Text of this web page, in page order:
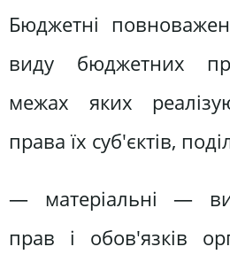
Бюджетні
виду бюджетних
межах яких
права їх суб'єктів,
— матеріальні —
прав і обов'язків